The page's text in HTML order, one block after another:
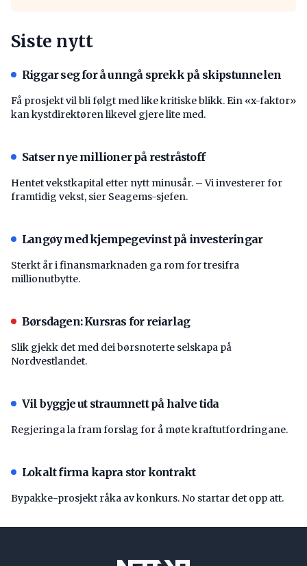
Siste nytt
Riggar seg for å unngå sprekk på skipstunnelen
Få prosjekt vil bli følgt med like kritiske blikk. Ein «x-faktor»
kan kystdirektøren likevel gjere lite med.
Satser nye millioner på restråstoff
Hentet vekstkapital etter nytt minusår. – Vi investerer for
framtidig vekst, sier Seagems-sjefen.
Langøy med kjempegevinst på investeringar
Sterkt år i finansmarknaden ga rom for tresifra
millionutbytte.
Børsdagen: Kursras for reiarlag
Slik gjekk det med dei børsnoterte selskapa på
Nordvestlandet.
Vil byggje ut straumnett på halve tida
Regjeringa la fram forslag for å møte kraftutfordringane.
Lokalt firma kapra stor kontrakt
Bypakke-prosjekt råka av konkurs. No startar det opp att.